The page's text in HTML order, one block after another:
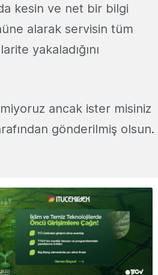
kesin ve net bir bilgi
alarak servisin tüm
yakaladığını
ancak ister misiniz
gönderilmiş olsun.